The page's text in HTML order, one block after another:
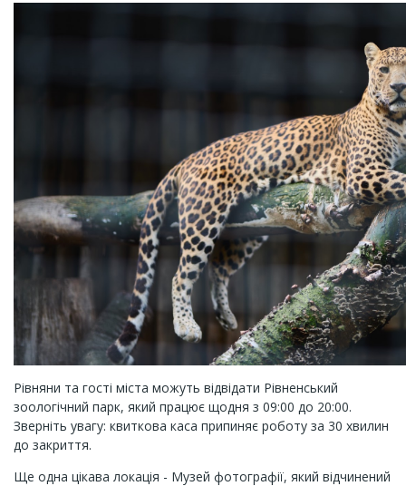
Рівняни та гості міста можуть відвідати Рівненський
зоологічний парк, який працює щодня з 09:00 до 20:00.
Зверніть увагу: квиткова каса припиняє роботу за 30 хвилин
до закриття.
Ще одна цікава локація - Музей фотографії, який відчинений